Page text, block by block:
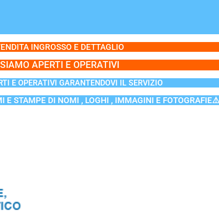
INGROSSO E DETTAGLIO
SIAMO APERTI E OPERATIVI
E OPERATIVI GARANTENDOVI IL SERVIZIO
E STAMPE DI NOMI , LOGHI , IMMAGINI E